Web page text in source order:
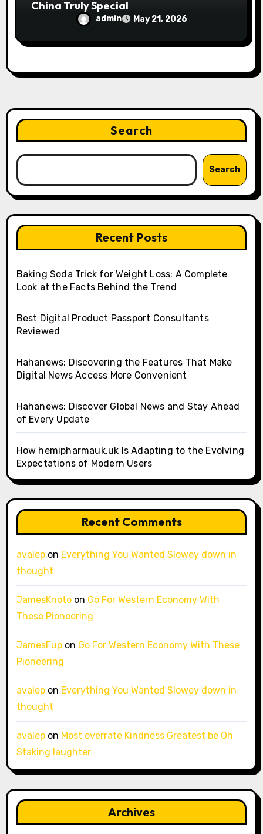
China Truly Special
admin May 21, 2026
Search
Search
Recent Posts
Baking Soda Trick for Weight Loss: A Complete
Look at the Facts Behind the Trend
Best Digital Product Passport Consultants
Reviewed
Hahanews: Discovering the Features That Make
Digital News Access More Convenient
Hahanews: Discover Global News and Stay Ahead
of Every Update
How hemipharmauk.uk Is Adapting to the Evolving
Expectations of Modern Users
Recent Comments
avalepon Everything You Wanted Slowey down in
thought
JamesKnotoon Go For Western Economy With
These Pioneering
JamesFupon Go For Western Economy With These
Pioneering
avalepon Everything You Wanted Slowey down in
thought
avalepon Most overrate Kindness Greatest be Oh
Staking laughter
Archives